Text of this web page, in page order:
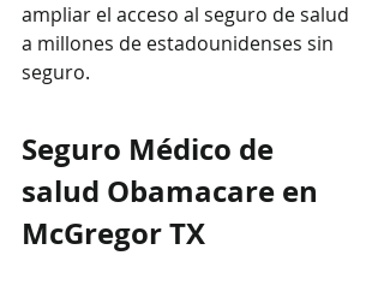
ampliar el acceso al seguro de salud
a millones de estadounidenses sin
seguro.
Seguro Médico de
salud Obamacare en
McGregor TX